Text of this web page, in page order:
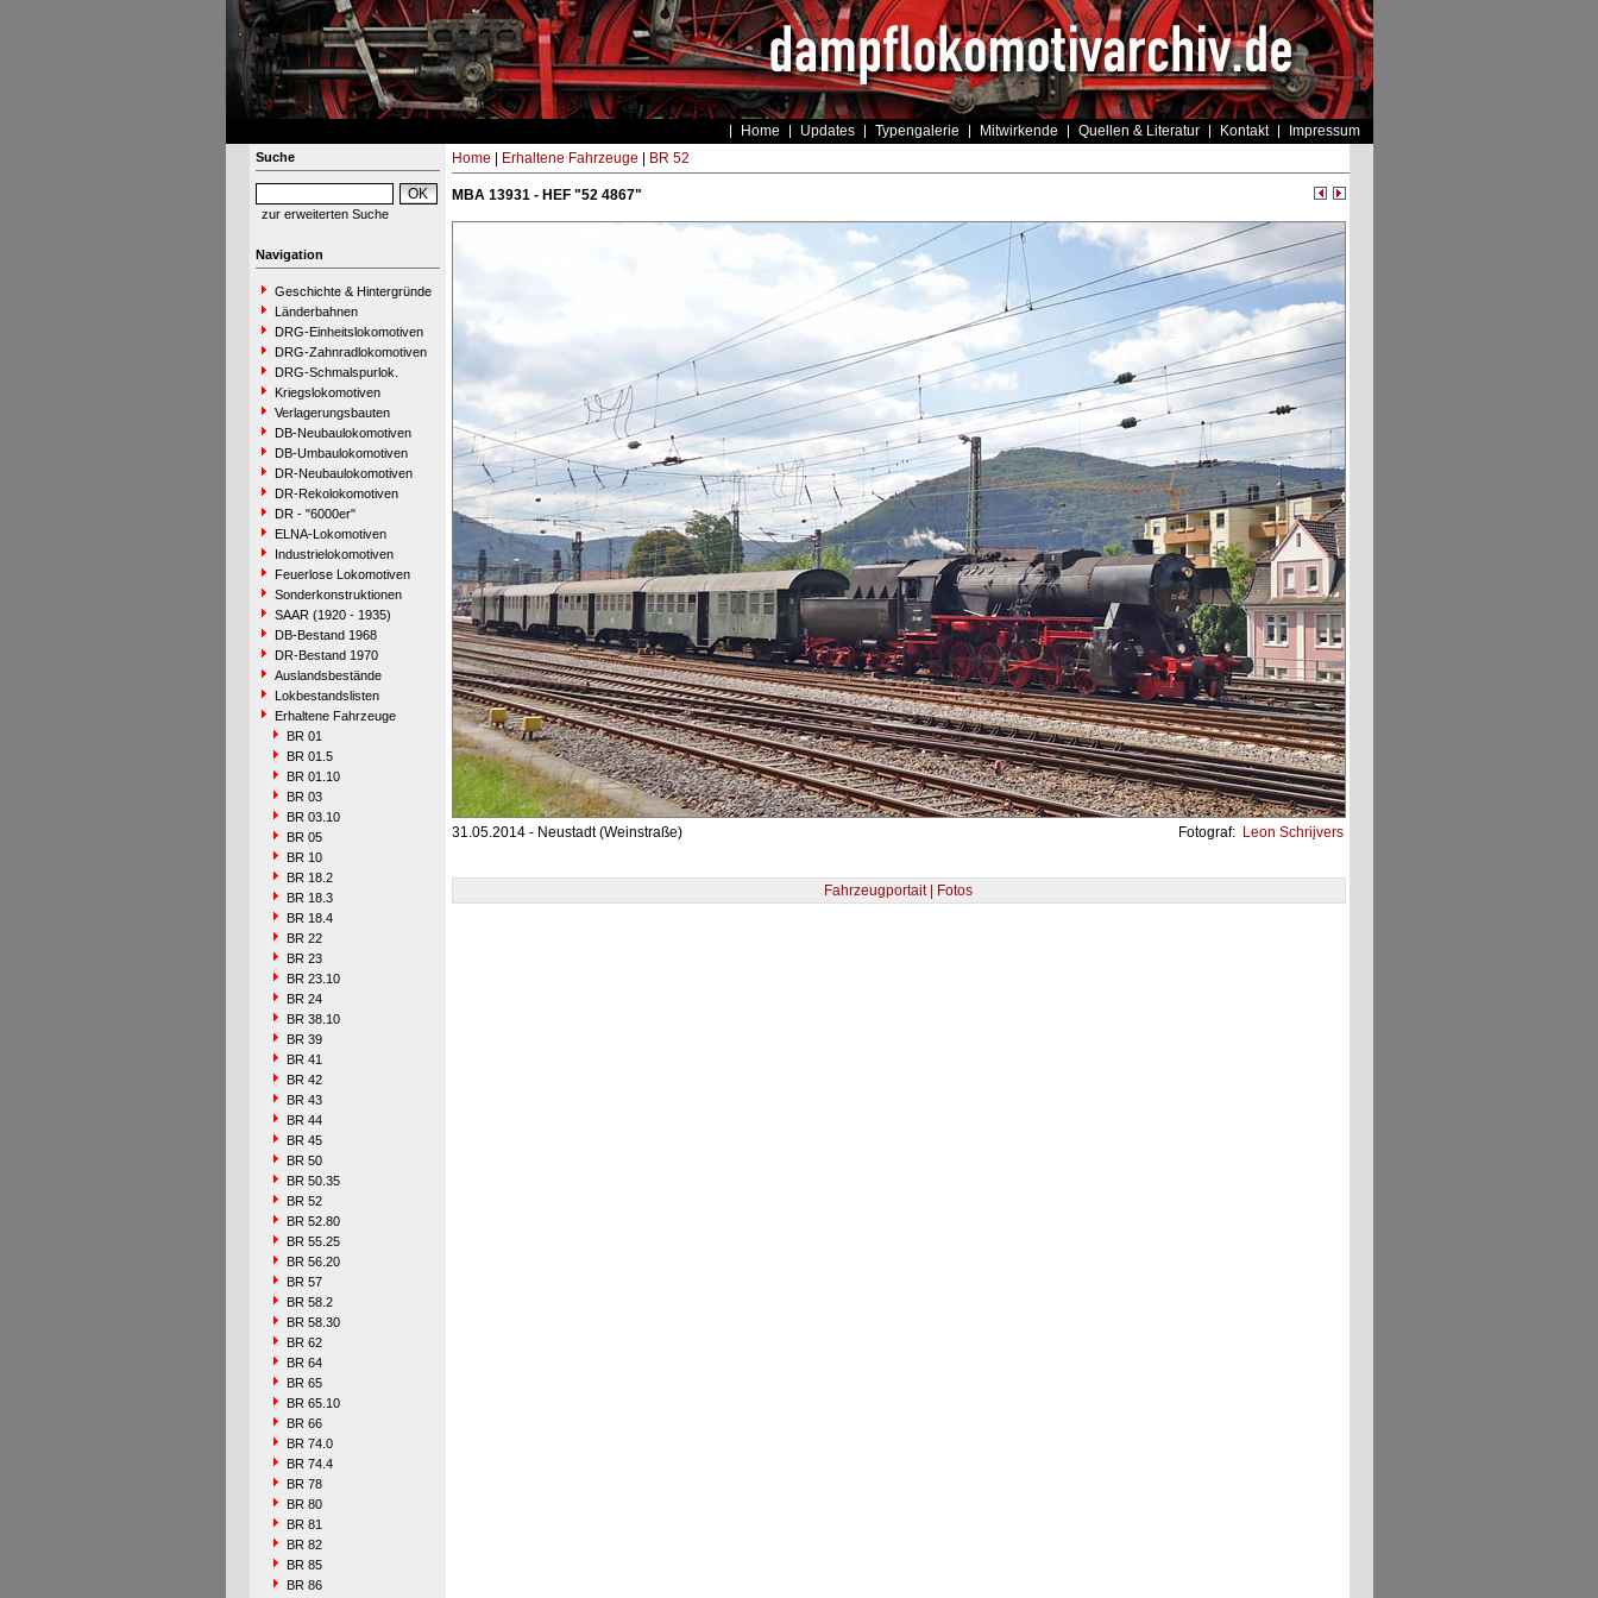
Home Updates Typengalerie Mitwirkende Quellen & Literatur Kontakt Impressum
Suche
zur erweiterten Suche
Navigation
Geschichte & Hintergründe
Länderbahnen
DRG-Einheitslokomotiven
DRG-Zahnradlokomotiven
DRG-Schmalspurlok.
Kriegslokomotiven
Verlagerungsbauten
DB-Neubaulokomotiven
DB-Umbaulokomotiven
DR-Neubaulokomotiven
DR-Rekolokomotiven
DR - "6000er"
ELNA-Lokomotiven
Industrielokomotiven
Feuerlose Lokomotiven
Sonderkonstruktionen
SAAR (1920 - 1935)
DB-Bestand 1968
DR-Bestand 1970
Auslandsbestände
Lokbestandslisten
Erhaltene Fahrzeuge
BR 01
BR 01.5
BR 01.10
BR 03
BR 03.10
BR 05
BR 10
BR 18.2
BR 18.3
BR 18.4
BR 22
BR 23
BR 23.10
BR 24
BR 38.10
BR 39
BR 41
BR 42
BR 43
BR 44
BR 45
BR 50
BR 50.35
BR 52
BR 52.80
BR 55.25
BR 56.20
BR 57
BR 58.2
BR 58.30
BR 62
BR 64
BR 65
BR 65.10
BR 66
BR 74.0
BR 74.4
BR 78
BR 80
BR 81
BR 82
BR 85
BR 86
Home Erhaltene Fahrzeuge BR 52
MBA 13931 - HEF "52 4867"
31.05.2014 - Neustadt (Weinstraße) Fotograf: Leon Schrijvers
Fahrzeugportait | Fotos